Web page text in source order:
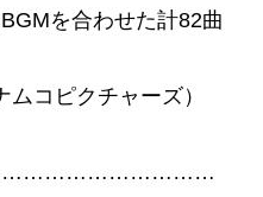
を合わせた計82曲
コピクチャーズ）